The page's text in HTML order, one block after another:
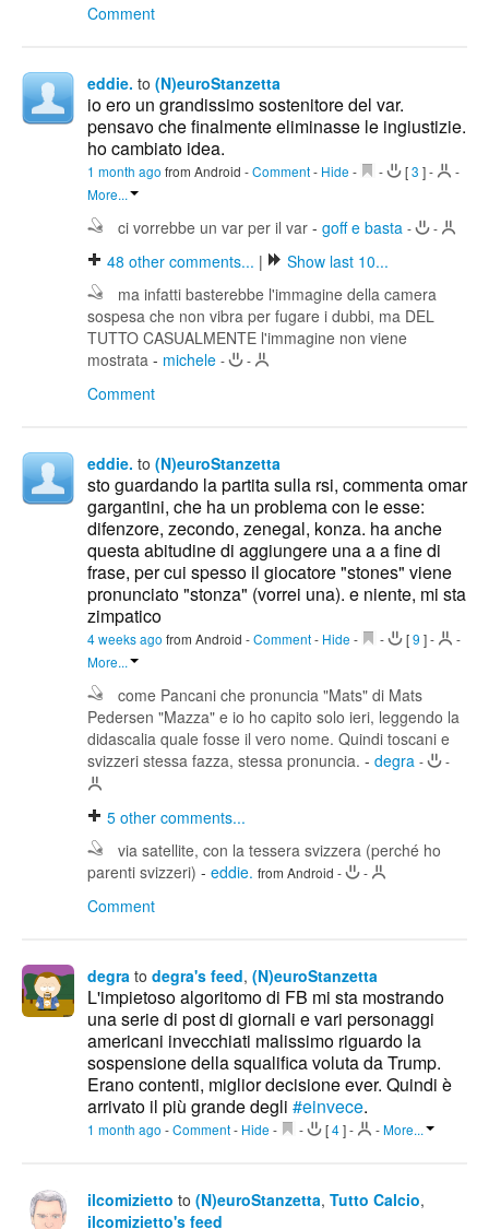
Comment
eddie. to (N)euroStanzetta
io ero un grandissimo sostenitore del var.
pensavo che finalmente eliminasse le ingiustizie.
ho cambiato idea.
1 month ago from Android -Comment- Hide - - [3 ]-
-
More...
ci vorrebbe un var per il var - goff e basta - -
48 other comments... |
Show last 10...
ma infatti basterebbe l'immagine della camera
sospesa che non vibra per fugare i dubbi, ma DEL
TUTTO CASUALMENTE l'immagine non viene
mostrata - michele - -
Comment
eddie. to (N)euroStanzetta
sto guardando la partita sulla rsi, commenta omar
gargantini, che ha un problema con le esse:
difenzore, zecondo, zenegal, konza. ha anche
questa abitudine di aggiungere una a a fine di
frase, per cui spesso il giocatore "stones" viene
pronunciato "stonza" (vorrei una). e niente, mi sta
zimpatico
4 weeks ago from Android -Comment- Hide - - [9 ]-
-
More...
come Pancani che pronuncia "Mats" di Mats
Pedersen "Mazza" e io ho capito solo ieri, leggendo la
didascalia quale fosse il vero nome. Quindi toscani e
svizzeri stessa fazza, stessa pronuncia. - degra - -
5 other comments...
via satellite, con la tessera svizzera (perché ho
parenti svizzeri) - eddie. from Android - -
Comment
degra to degra's feed, (N)euroStanzetta
L'impietoso algoritomo di FB mi sta mostrando
una serie di post di giornali e vari personaggi
americani invecchiati malissimo riguardo la
sospensione della squalifica voluta da Trump.
Erano contenti, miglior decisione ever. Quindi è
arrivato il più grande degli #einvece.
1 month ago -Comment- Hide - - [4]- -More...
ilcomizietto to (N)euroStanzetta, Tutto Calcio,
ilcomizietto's feed